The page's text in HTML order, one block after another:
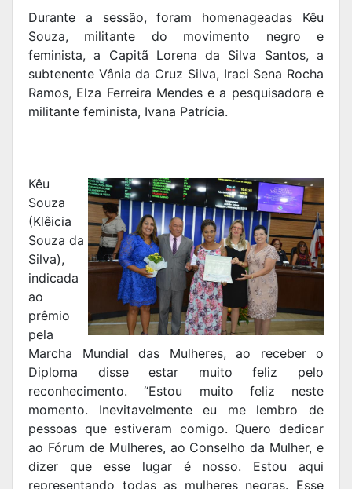
Durante a sessão, foram homenageadas Kêu
Souza, militante do movimento negro e
feminista, a Capitã Lorena da Silva Santos, a
subtenente Vânia da Cruz Silva, Iraci Sena Rocha
Ramos, Elza Ferreira Mendes e a pesquisadora e
militante feminista, Ivana Patrícia.
Kêu
Souza
(Klêicia
Souza da
Silva),
indicada
ao
prêmio
pela
Marcha Mundial das Mulheres, ao receber o
Diploma disse estar muito feliz pelo
reconhecimento. “Estou muito feliz neste
momento. Inevitavelmente eu me lembro de
pessoas que estiveram comigo. Quero dedicar
ao Fórum de Mulheres, ao Conselho da Mulher, e
dizer que esse lugar é nosso. Estou aqui
representando todas as mulheres negras. Esse